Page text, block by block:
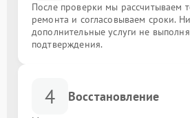
После проверки мы рассчитываем
ремонта и согласовываем сроки.
дополнительные услуги не
подтверждения.
4 Восстановление